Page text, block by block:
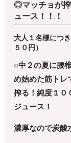
◎マッチョが
ュース！！！
大人１名様につ
５０円）
○中２の夏に腰
め始めた筋トレ
搾る！純度１０
ジュース！
濃厚なので炭酸